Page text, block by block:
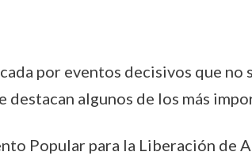
por eventos decisivos que
algunos de los más
Popular para la Liberación de